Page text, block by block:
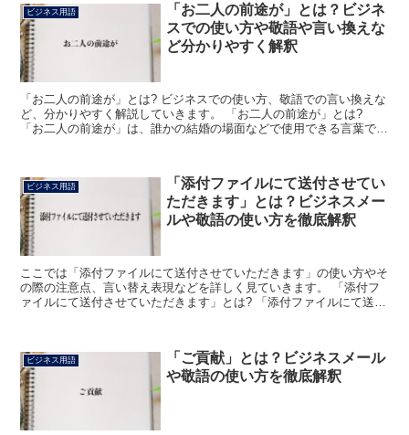
ビジネス用語
「お二人の前途が」とは？ビジネ
スでの使い方や敬語や言い換えな
ど分かりやすく解釈
「お二人の前途が」とは? ビジネスでの使い方、敬語での言い換えな
ど、分かりやすく解説していきます。 「お二人の前途が」とは?
「お二人の前途が」は、誰かの結婚の場面などで使用できる言葉で
ビジネス用語
「添付ファイルにて送付させてい
ただきます」とは？ビジネスメー
ルや敬語の使い方を徹底解釈
ここでは「添付ファイルにて送付させていただきます」の使い方やそ
の際の注意点、言い替え表現などを詳しく見ていきます。 「添付フ
ァイルにて送付させていただきます」とは? 「添付ファイルにて送付
ビジネス用語
「ご貢献」とは？ビジネスメール
や敬語の使い方を徹底解釈